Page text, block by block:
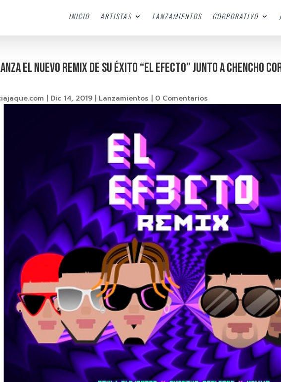
INICIO ARTISTAS LANZAMIENTOS CORPORATIVO
EL NUEVO REMIX DE SU ÉXITO “EL EFECTO” JUNTO A CHENCHO
| Dic 14, 2019 | Lanzamientos | 0 Comentarios